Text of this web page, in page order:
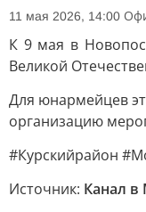
11 мая 2026, 14:00
К 9 мая в
Великой
Для юнармейцев
организацию
#Курскийрайон
Источник: Канал